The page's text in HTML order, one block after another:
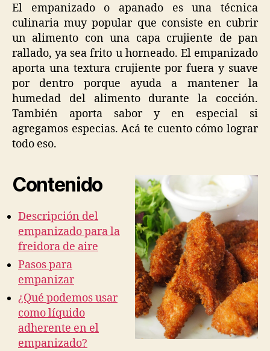
descripción
técnica
El empanizado o apanado es una técnica
culinaria muy popular que consiste en cubrir
un alimento con una capa crujiente de pan
rallado, ya sea frito u horneado. El empanizado
aporta una textura crujiente por fuera y suave
por dentro porque ayuda a mantener la
humedad del alimento durante la cocción.
También aporta sabor y en especial si
agregamos especias. Acá te cuento cómo lograr
todo eso.
Contenido
Descripción del
empanizado para la
freidora de aire
Pasos para
empanizar
¿Qué podemos usar
como líquido
adherente en el
empanizado?